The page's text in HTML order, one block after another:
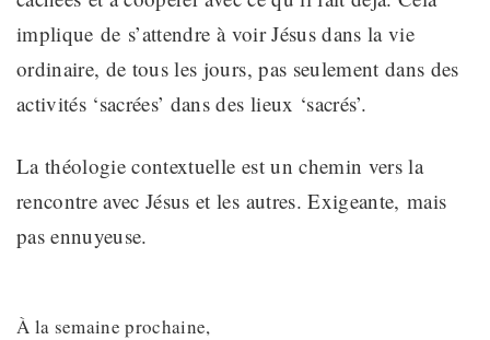
implique de s’attendre à voir Jésus dans la vie
ordinaire, de tous les jours, pas seulement dans des
activités ‘sacrées’ dans des lieux ‘sacrés’.
La théologie contextuelle est un chemin vers la
rencontre avec Jésus et les autres. Exigeante, mais
pas ennuyeuse.
À la semaine prochaine,